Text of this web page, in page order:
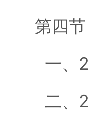
第四
一、
二、